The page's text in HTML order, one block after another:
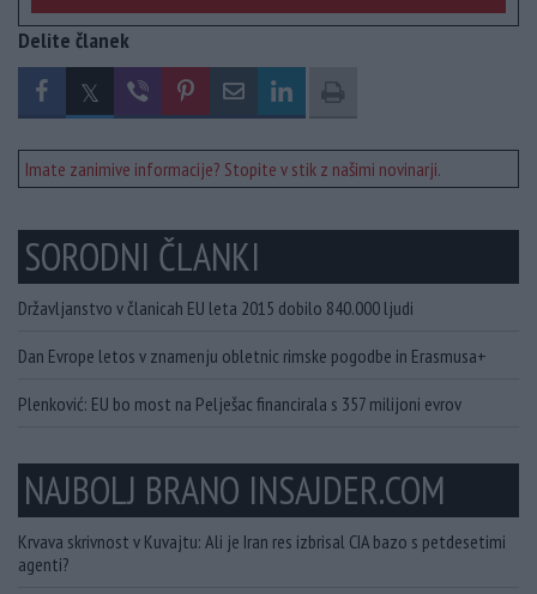
Delite članek
Imate zanimive informacije? Stopite v stik z našimi novinarji.
SORODNI ČLANKI
Državljanstvo v članicah EU leta 2015 dobilo 840.000 ljudi
Dan Evrope letos v znamenju obletnic rimske pogodbe in Erasmusa+
Plenković: EU bo most na Pelješac financirala s 357 milijoni evrov
NAJBOLJ BRANO INSAJDER.COM
Krvava skrivnost v Kuvajtu: Ali je Iran res izbrisal CIA bazo s petdesetimi
agenti?